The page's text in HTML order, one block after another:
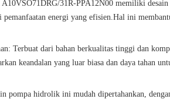
31R-PPA12N00 memiliki
pemanfaatan energi yang efisien.Hal ini
Terbuat dari bahan berkualitas tinggi dan
keandalan yang luar biasa dan daya tahan
pompa hidrolik ini mudah dipertahankan,